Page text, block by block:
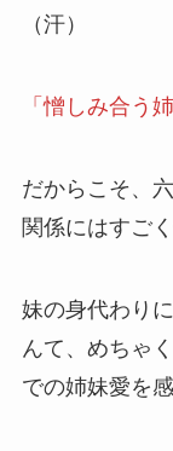
（汗）
「憎しみ合う
だからこそ、
関係にはすご
妹の身代わり
んて、めちゃ
での姉妹愛を